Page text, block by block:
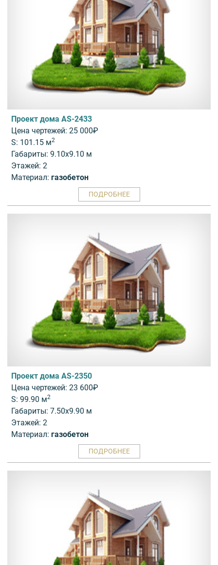
Проект дома AS-2433
Цена чертежей: 25 000₽
S: 101.15 м2
Габариты: 9.10x9.10 м
Этажей: 2
Материал: газобетон
ПОДРОБНЕЕ
Проект дома AS-2350
Цена чертежей: 23 600₽
S: 99.90 м2
Габариты: 7.50x9.90 м
Этажей: 2
Материал: газобетон
ПОДРОБНЕЕ